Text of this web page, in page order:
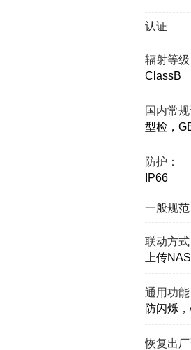
认证
辐射等
ClassB
国内常
型检，
防护：
IP66
一般规范
联动方
上传
通用功
防闪烁
恢复出